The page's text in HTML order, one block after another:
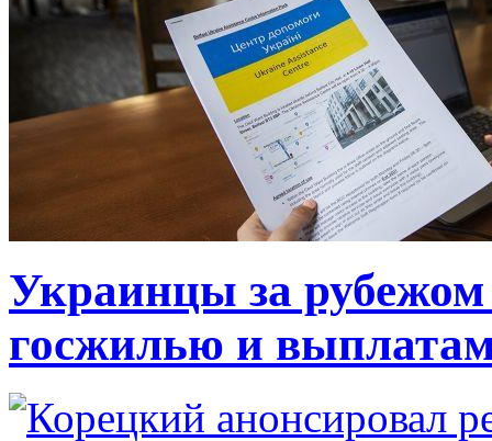
Украинцы за рубежом
госжилью и